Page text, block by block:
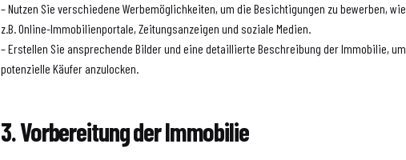
– Nutzen Sie verschiedene Werbemöglichkeiten, um die Besichtigungen zu bewerben, wie
z.B. Online-Immobilienportale, Zeitungsanzeigen und soziale Medien.
– Erstellen Sie ansprechende Bilder und eine detaillierte Beschreibung der Immobilie, um
potenzielle Käufer anzulocken.
3. Vorbereitung der Immobilie